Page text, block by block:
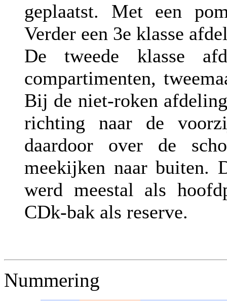
geplaatst. Met een
Verder een 3e klasse
De tweede klasse
compartimenten,
Bij de niet-roken
richting naar de
daardoor over de
meekijken naar buiten.
werd meestal als
CDk-bak als reserve.
Nummering